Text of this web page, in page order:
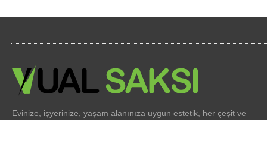
Evinize, işyerinize, yaşam alanınıza uygun estetik, her çeşit ve